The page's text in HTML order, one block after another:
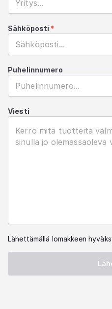
Sähköposti *
Puhelinnumero
Viesti
Lähettämällä lomakkeen